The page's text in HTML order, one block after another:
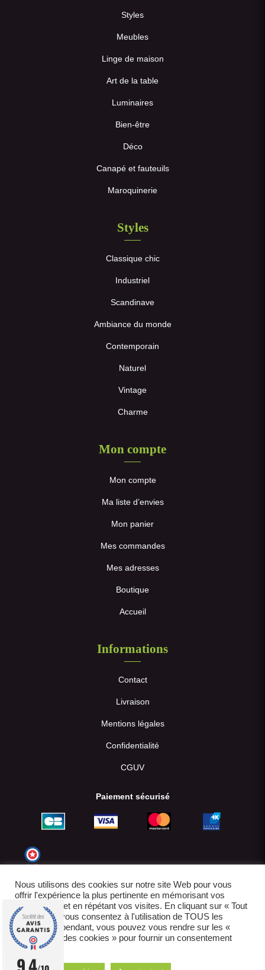
Styles
Meubles
Linge de maison
Art de la table
Luminaires
Bien-être
Déco
Canapé et fauteuils
Maroquinerie
Styles
Classique chic
Industriel
Scandinave
Ambiance du monde
Contemporain
Naturel
Vintage
Charme
Mon compte
Mon compte
Ma liste d’envies
Mon panier
Mes commandes
Mes adresses
Boutique
Accueil
Informations
Contact
Livraison
Mentions légales
Confidentialité
CGUV
Paiement sécurisé
Nous utilisons des cookies sur notre site Web pour vous
offrir l'expérience la plus pertinente en mémorisant vos
préférences et en répétant vos visites. En cliquant sur « Tout
accepter », vous consentez à l'utilisation de TOUS les
cookies. Cependant, vous pouvez vous rendre sur les «
Paramètres des cookies » pour fournir un consentement
contrôlé.